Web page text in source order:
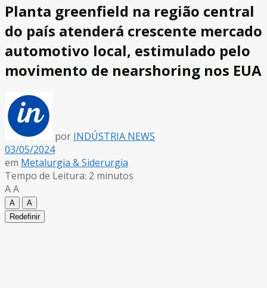
Planta greenfield na região central
do país atenderá crescente mercado
automotivo local, estimulado pelo
movimento de nearshoring nos EUA
por INDÚSTRIA NEWS
03/05/2024
em Metalurgia & Siderurgia
Tempo de Leitura: 2 minutos
AA
A
A
Redefinir